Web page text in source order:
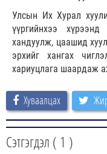
Улсын Их Хурал
үүргийнхээ
хандуулж, цаашид
эрхийг хангах
хариуцлага шаардаж
Хуваалцах
Сэтгэгдэл ( 1 )